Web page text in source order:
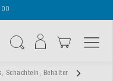
Schachteln, Behälter